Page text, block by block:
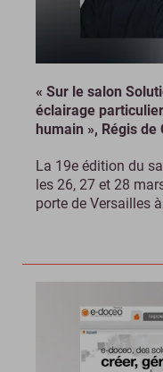
« Sur le salon
éclairage
humain », Régis de
La 19e édition du
les 26, 27 et 28
porte de Versailles